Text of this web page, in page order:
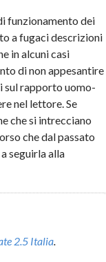
funzionamento dei
a fugaci descrizioni
in alcuni casi
di non appesantire
sul rapporto uomo-
nel lettore. Se
che si intrecciano
che dal passato
seguirla alla
2.5 Italia.